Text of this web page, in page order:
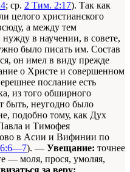
; ср. 2 Тим. 2:17). Так как
целого христианского
а между тем
в научении, в совете,
было писать им. Состав
он имел в виду прежде
о Христе и совершенном
послание есть
из того обширного
быть, неугодно было
подобно тому, как Дух
и Тимофея
в Асии и Вифинии по
). — Увещание: точнее
— моля, прося, умоляя,